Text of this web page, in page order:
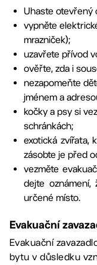
Uhaste otevřený
vypněte
mrazniček);
uzavřete přívod
ověřte, zda i
nezapomeňte
jménem a
kočky a psy si
schránkách;
exotická zvířata,
zásobte je před
vezměte
dejte
určené místo.
Evakuační
Evakuační
bytu v důsledku